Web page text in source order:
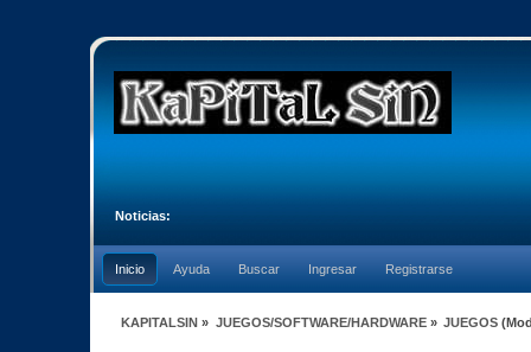
Noticias:
Inicio Ayuda Buscar Ingresar Registrarse
KAPITALSIN » JUEGOS/SOFTWARE/HARDWARE» JUEGOS